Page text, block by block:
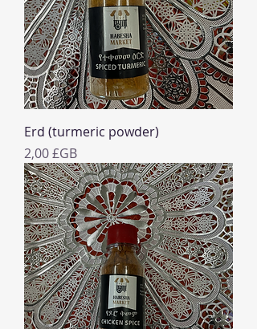
Erd (turmeric powder)
Prix
2,00 £GB